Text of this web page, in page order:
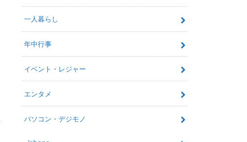
一人暮らし
年中行事
イベント・レジャー
エンタメ
パソコン・デジモノ